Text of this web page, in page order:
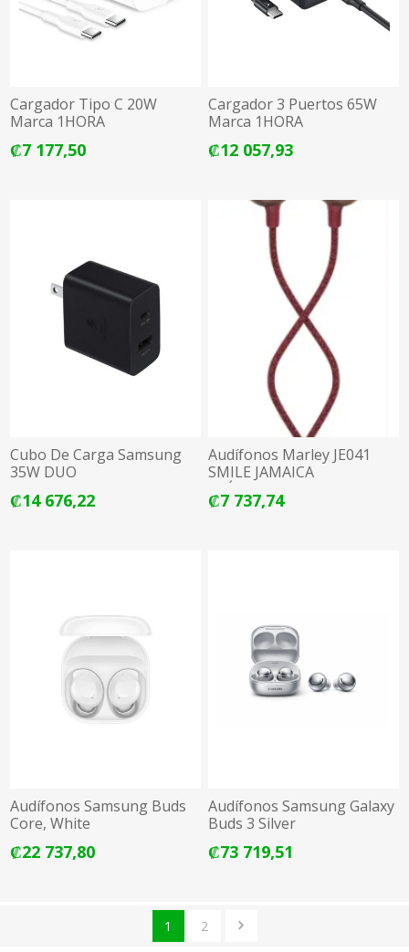
Cargador Tipo C 20W
Marca 1HORA
₡7 177,50
Cargador 3 Puertos 65W
Marca 1HORA
₡12 057,93
Cubo De Carga Samsung
35W DUO
₡14 676,22
Audífonos Marley JE041
SMILE JAMAICA
ALÁMBRICO
₡7 737,74
Audífonos Samsung Buds
Core, White
₡22 737,80
Audífonos Samsung Galaxy
Buds 3 Silver
₡73 719,51
1 2